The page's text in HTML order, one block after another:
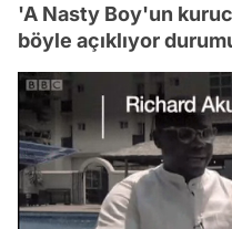
'A Nasty Boy'un
böyle açıklıyor